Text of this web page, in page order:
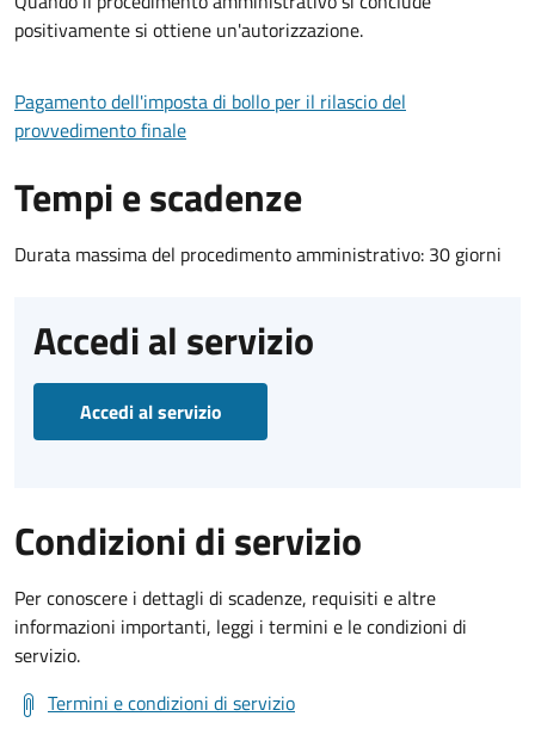
positivamente si ottiene un'autorizzazione.
Pagamento dell'imposta di bollo per il rilascio del
provvedimento finale
Tempi e scadenze
Durata massima del procedimento amministrativo: 30 giorni
Accedi al servizio
Accedi al servizio
Condizioni di servizio
Per conoscere i dettagli di scadenze, requisiti e altre
informazioni importanti, leggi i termini e le condizioni di
servizio.
Termini e condizioni di servizio